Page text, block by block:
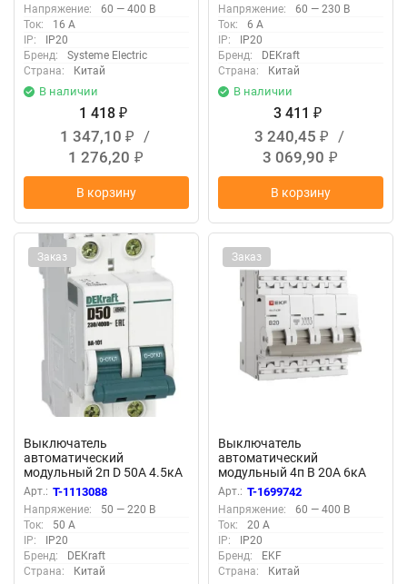
Напряжение:
60 — 400 В
Ток:
16 А
IP:
IP20
Бренд:
Systeme Electric
Страна:
Китай
В наличии
1 418 ₽
1 347,10 ₽
/
1 276,20 ₽
В корзину
Напряжение:
60 — 230 В
Ток:
6 А
IP:
IP20
Бренд:
DEKraft
Страна:
Китай
В наличии
3 411 ₽
3 240,45 ₽
/
3 069,90 ₽
В корзину
Заказ
Выключатель
автоматический
модульный 2п D 50А 4.5кА
ВА-101 DEKraft 11119DEK
Арт.: T-1113088
Напряжение:
50 — 220 В
Ток:
50 А
IP:
IP20
Бренд:
DEKraft
Страна:
Китай
Заказ
Выключатель
автоматический
модульный 4п B 20А 6кА
ВА 47-63N PROxima EKF
M636420B
Арт.: T-1699742
Напряжение:
60 — 400 В
Ток:
20 А
IP:
IP20
Бренд:
EKF
Страна:
Китай